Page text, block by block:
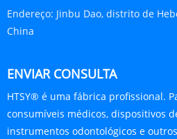
Endereço: Jinbu Dao, distrito de
China
ENVIAR CONSULTA
HTSY® é uma fábrica profissional.
consumíveis médicos, dispositivos
instrumentos odontológicos e